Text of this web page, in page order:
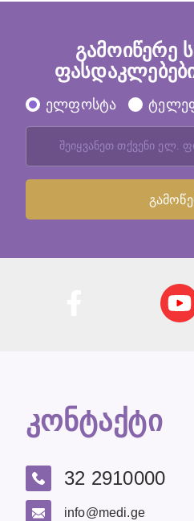
გამოიწერე
ელფოსტა
კონტაქტი
32 2910000
info@medi.ge